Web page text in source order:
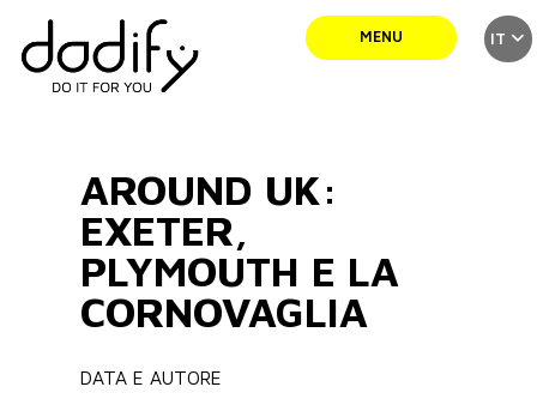
MENU
PORTFOLIO
IT
AROUND UK:
EXETER,
PLYMOUTH E LA
CORNOVAGLIA
DATA E AUTORE